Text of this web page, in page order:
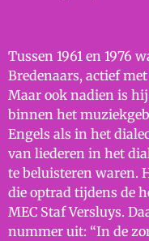
Tussen 1961 en 1976
Bredenaars, actief
Maar ook nadien is
binnen het
Engels als in het
van liederen in het
te beluisteren waren.
die optrad tijdens de
MEC Staf Versluys.
nummer uit: “In de